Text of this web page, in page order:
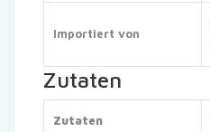
Importiert von
Zutaten
Zutaten